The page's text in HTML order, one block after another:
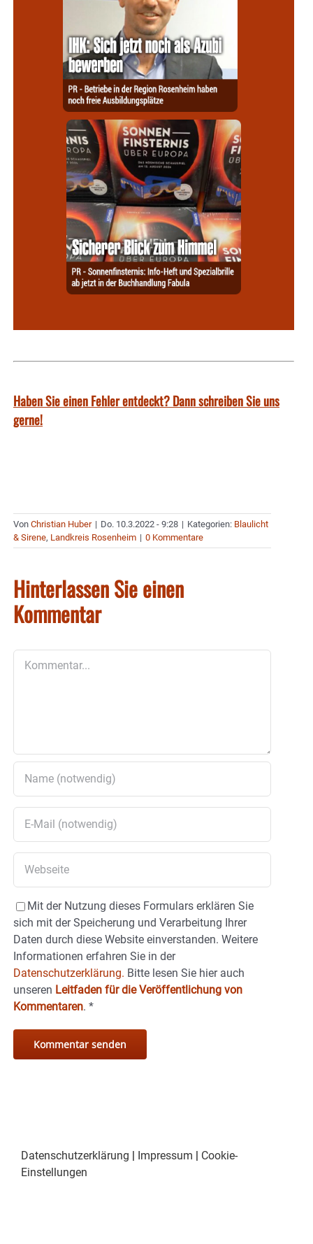
Haben Sie einen Fehler entdeckt? Dann schreiben Sie uns
gerne!
Von Christian Huber | Do. 10.3.2022 - 9:28 | Kategorien: Blaulicht
& Sirene, Landkreis Rosenheim | 0 Kommentare
Hinterlassen Sie einen
Kommentar
Mit der Nutzung dieses Formulars erklären Sie
sich mit der Speicherung und Verarbeitung Ihrer
Daten durch diese Website einverstanden. Weitere
Informationen erfahren Sie in der
Datenschutzerklärung. Bitte lesen Sie hier auch
unseren Leitfaden für die Veröffentlichung von
Kommentaren. *
Datenschutzerklärung | Impressum | Cookie-
Einstellungen